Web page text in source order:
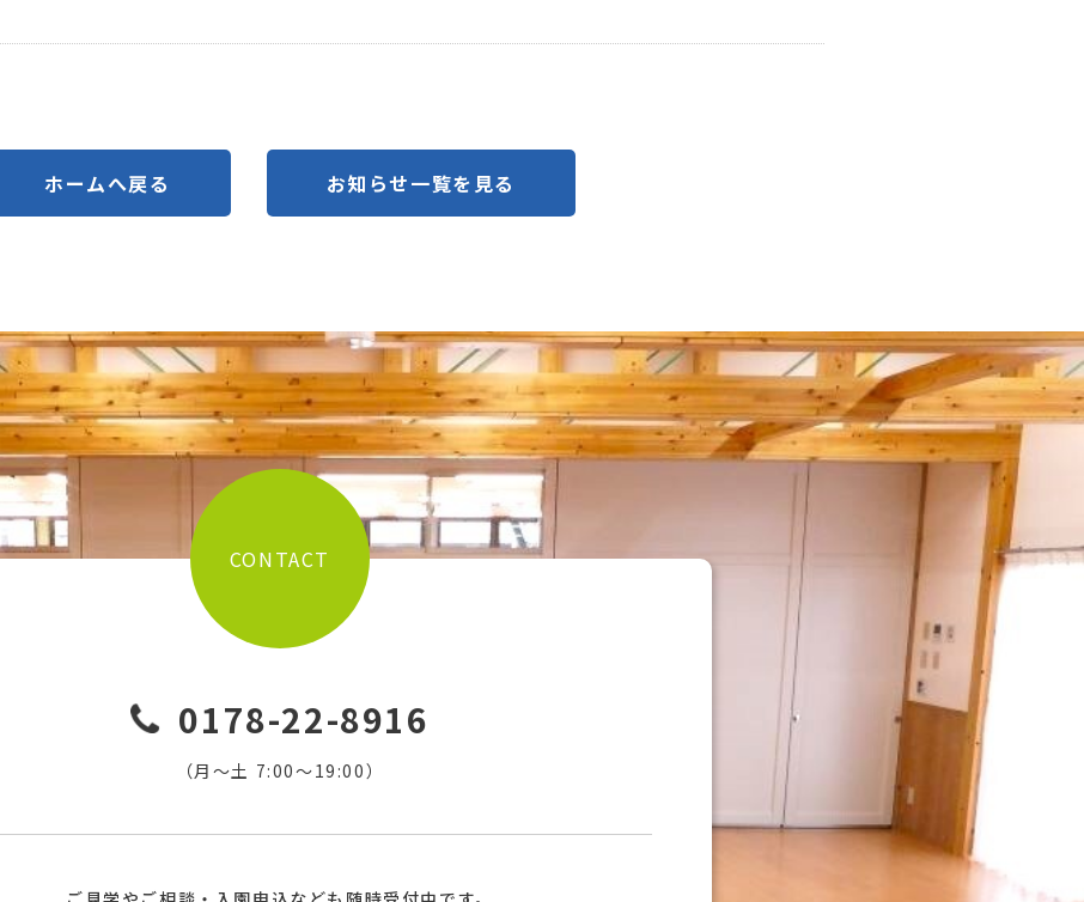
ホームへ戻る お知らせ一覧を見る
CONTACT
0178-22-8916
（月〜土 7:00〜19:00）